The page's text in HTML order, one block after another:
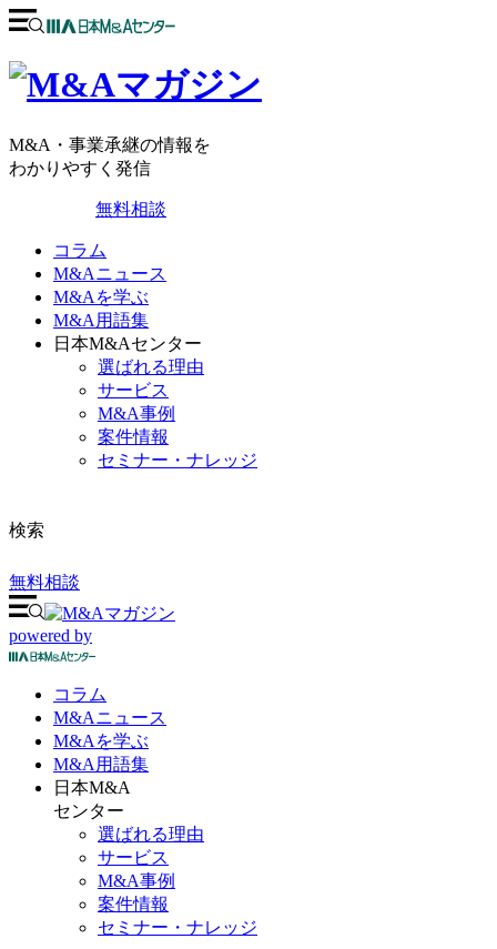
M&A・事業承継の情報を
わかりやすく発信
無料相談
コラム
M&Aニュース
M&Aを学ぶ
M&A用語集
日本M&Aセンター
選ばれる理由
サービス
M&A事例
案件情報
セミナー・ナレッジ
検索
無料相談
powered by
コラム
M&Aニュース
M&Aを学ぶ
M&A 用語集
日本M&A
センター
選ばれる理由
サービス
M&A事例
案件情報
セミナー・ナレッジ